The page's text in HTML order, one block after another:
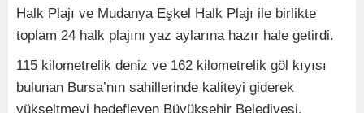
Halk Plajı ve Mudanya Eşkel Halk Plajı ile birlikte
toplam 24 halk plajını yaz aylarına hazır hale getirdi.
115 kilometrelik deniz ve 162 kilometrelik göl kıyısı
bulunan Bursa’nın sahillerinde kaliteyi giderek
yükseltmeyi hedefleyen Büyükşehir Belediyesi,